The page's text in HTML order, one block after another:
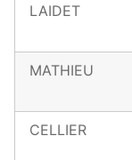
LAIDET
MATHIEU
CELLIER